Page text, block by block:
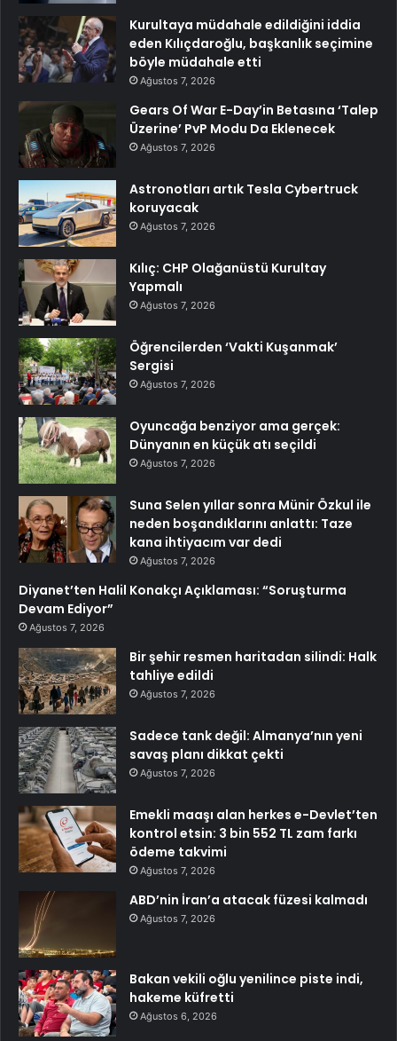
Kurultaya müdahale edildiğini iddia
eden Kılıçdaroğlu, başkanlık seçimine
böyle müdahale etti
Ağustos 7, 2026
Gears Of War E-Day’in Betasına ‘Talep
Üzerine’ PvP Modu Da Eklenecek
Ağustos 7, 2026
Astronotları artık Tesla Cybertruck
koruyacak
Ağustos 7, 2026
Kılıç: CHP Olağanüstü Kurultay
Yapmalı
Ağustos 7, 2026
Öğrencilerden ‘Vakti Kuşanmak’
Sergisi
Ağustos 7, 2026
Oyuncağa benziyor ama gerçek:
Dünyanın en küçük atı seçildi
Ağustos 7, 2026
Suna Selen yıllar sonra Münir Özkul ile
neden boşandıklarını anlattı: Taze
kana ihtiyacım var dedi
Ağustos 7, 2026
Diyanet’ten Halil Konakçı Açıklaması: “Soruşturma
Devam Ediyor”
Ağustos 7, 2026
Bir şehir resmen haritadan silindi: Halk
tahliye edildi
Ağustos 7, 2026
Sadece tank değil: Almanya’nın yeni
savaş planı dikkat çekti
Ağustos 7, 2026
Emekli maaşı alan herkes e-Devlet’ten
kontrol etsin: 3 bin 552 TL zam farkı
ödeme takvimi
Ağustos 7, 2026
ABD’nin İran’a atacak füzesi kalmadı
Ağustos 7, 2026
Bakan vekili oğlu yenilince piste indi,
hakeme küfretti
Ağustos 6, 2026